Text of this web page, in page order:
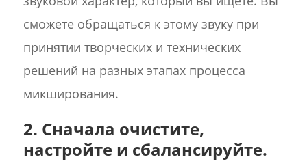
сможете обращаться к этому звуку при
принятии творческих и технических
решений на разных этапах процесса
микширования.
2. Сначала очистите,
настройте и сбалансируйте.